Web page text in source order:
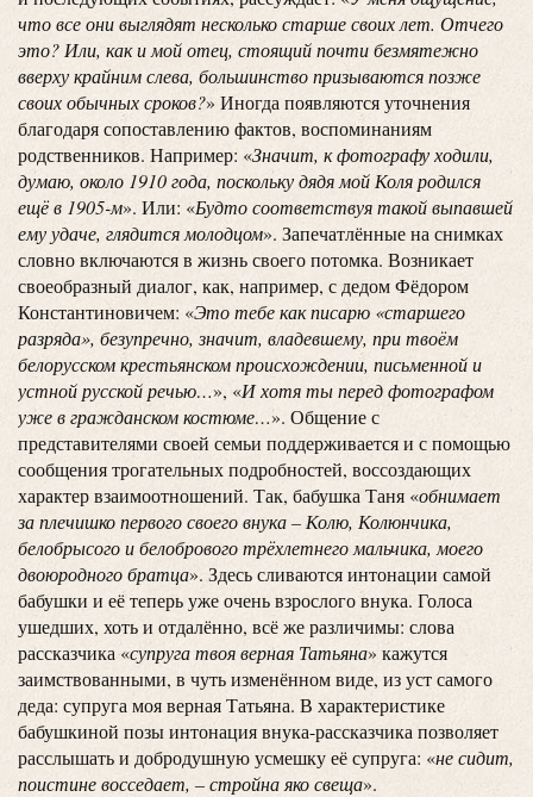
что все они выглядят несколько старше своих лет. Отчего
это? Или, как и мой отец, стоящий почти безмятежно
вверху крайним слева, большинство призываются позже
своих обычных сроков?» Иногда появляются уточнения
благодаря сопоставлению фактов, воспоминаниям
родственников. Например: «Значит, к фотографу ходили,
думаю, около 1910 года, поскольку дядя мой Коля родился
ещё в 1905-м». Или: «Будто соответствуя такой выпавшей
ему удаче, глядится молодцом». Запечатлённые на снимках
словно включаются в жизнь своего потомка. Возникает
своеобразный диалог, как, например, с дедом Фёдором
Константиновичем: «Это тебе как писарю «старшего
разряда», безупречно, значит, владевшему, при твоём
белорусском крестьянском происхождении, письменной и
устной русской речью…», «И хотя ты перед фотографом
уже в гражданском костюме…». Общение с
представителями своей семьи поддерживается и с помощью
сообщения трогательных подробностей, воссоздающих
характер взаимоотношений. Так, бабушка Таня «обнимает
за плечишко первого своего внука – Колю, Колюнчика,
белобрысого и белобрового трёхлетнего мальчика, моего
двоюродного братца». Здесь сливаются интонации самой
бабушки и её теперь уже очень взрослого внука. Голоса
ушедших, хоть и отдалённо, всё же различимы: слова
рассказчика «супруга твоя верная Татьяна» кажутся
заимствованными, в чуть изменённом виде, из уст самого
деда: супруга моя верная Татьяна. В характеристике
бабушкиной позы интонация внука-рассказчика позволяет
расслышать и добродушную усмешку её супруга: «не сидит,
поистине восседает, – стройна яко свеща».